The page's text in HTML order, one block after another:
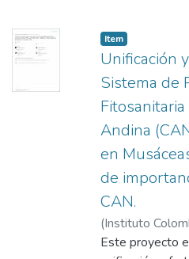
Item
Unificación
Sistema de
Andina
en
de
CAN.
(Instituto
2011-11-01)
Este proyecto